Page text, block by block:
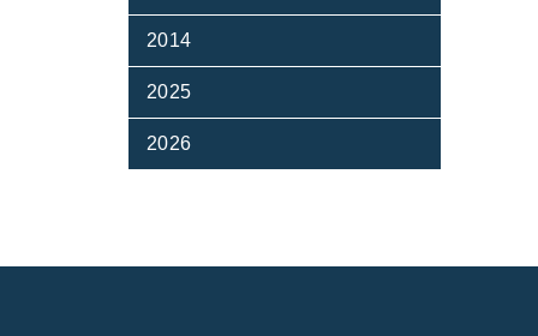
2014
2025
2026